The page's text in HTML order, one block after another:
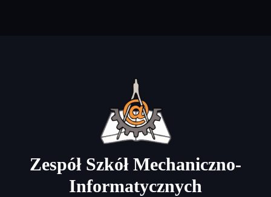
Zespół Szkół Mechaniczno-
Informatycznych